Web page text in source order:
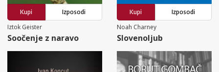
Kupi
Izposodi
Iztok Geister
Soočenje z naravo
Kupi
Izposodi
Noah Charney
Slovenoljub